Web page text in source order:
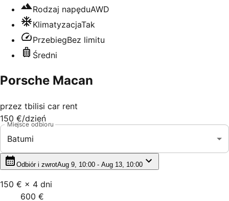
Rodzaj napęduAWD
KlimatyzacjaTak
PrzebiegBez limitu
Średni
Porsche Macan
przez tbilisi car rent
150 €/dzień
Miejsce odbioru
Batumi
Odbiór i zwrotAug 9, 10:00 - Aug 13, 10:00
150 € × 4 dni
600 €